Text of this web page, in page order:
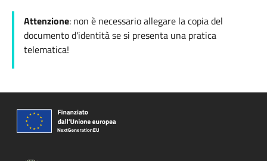
Attenzione: non è necessario allegare la copia del
documento d'identità se si presenta una pratica
telematica!